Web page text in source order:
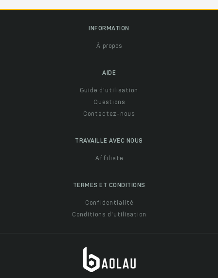
INFORMATION
À propos
AIDE
Guide d'utilisation
Questions
Contactez-nous
TRAVAILLE AVEC NOUS
Affiliate
TERMES ET CONDITIONS
Confidentialité
Conditions d'utilisation